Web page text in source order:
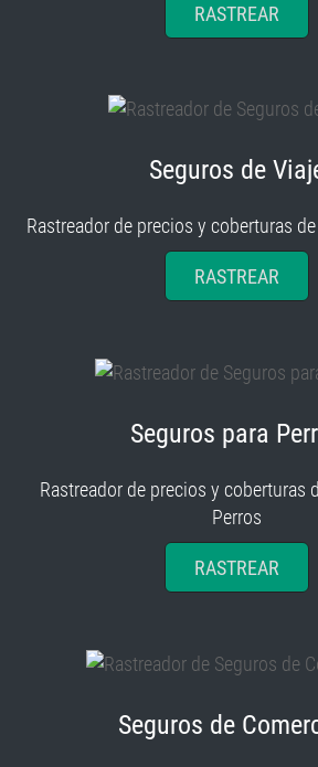
RASTREAR
Seguros de
Rastreador de precios y coberturas
RASTREAR
Seguros para
Rastreador de precios y coberturas
Perros
RASTREAR
Seguros de